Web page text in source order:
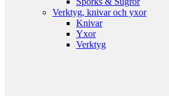
Verktyg, knivar och yxor
Knivar
Yxor
Verktyg